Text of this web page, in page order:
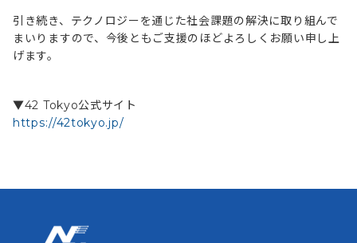
引き続き、テクノロジーを通じた社会課題の解決に取り組んで
まいりますので、今後ともご支援のほどよろしくお願い申し上
げます。
▼42 Tokyo公式サイト
https://42tokyo.jp/